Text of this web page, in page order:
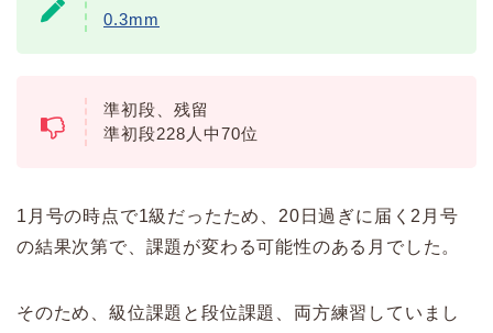
0.3mm
準初段、残留
準初段228人中70位
1月号の時点で1級だったため、20日過ぎに届く2月号
の結果次第で、課題が変わる可能性のある月でした。
そのため、級位課題と段位課題、両方練習していまし